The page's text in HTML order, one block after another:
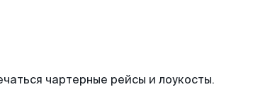
чартерные рейсы и лоукосты.